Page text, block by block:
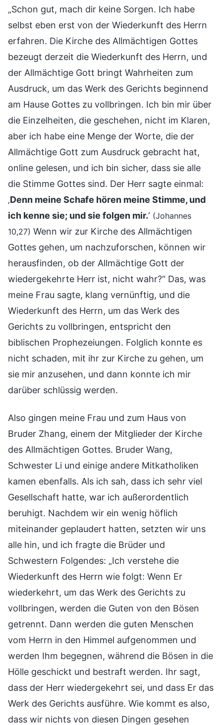
„Schon gut, mach dir keine Sorgen. Ich habe
selbst eben erst von der Wiederkunft des Herrn
erfahren. Die Kirche des Allmächtigen Gottes
bezeugt derzeit die Wiederkunft des Herrn, und
der Allmächtige Gott bringt Wahrheiten zum
Ausdruck, um das Werk des Gerichts beginnend
am Hause Gottes zu vollbringen. Ich bin mir über
die Einzelheiten, die geschehen, nicht im Klaren,
aber ich habe eine Menge der Worte, die der
Allmächtige Gott zum Ausdruck gebracht hat,
online gelesen, und ich bin sicher, dass sie alle
die Stimme Gottes sind. Der Herr sagte einmal:
‚Denn meine Schafe hören meine Stimme, und
ich kenne sie; und sie folgen mir.‘ (Johannes
10,27) Wenn wir zur Kirche des Allmächtigen
Gottes gehen, um nachzuforschen, können wir
herausfinden, ob der Allmächtige Gott der
wiedergekehrte Herr ist, nicht wahr?“ Das, was
meine Frau sagte, klang vernünftig, und die
Wiederkunft des Herrn, um das Werk des
Gerichts zu vollbringen, entspricht den
biblischen Prophezeiungen. Folglich konnte es
nicht schaden, mit ihr zur Kirche zu gehen, um
sie mir anzusehen, und dann konnte ich mir
darüber schlüssig werden.
Also gingen meine Frau und zum Haus von
Bruder Zhang, einem der Mitglieder der Kirche
des Allmächtigen Gottes. Bruder Wang,
Schwester Li und einige andere Mitkatholiken
kamen ebenfalls. Als ich sah, dass ich sehr viel
Gesellschaft hatte, war ich außerordentlich
beruhigt. Nachdem wir ein wenig höflich
miteinander geplaudert hatten, setzten wir uns
alle hin, und ich fragte die Brüder und
Schwestern Folgendes: „Ich verstehe die
Wiederkunft des Herrn wie folgt: Wenn Er
wiederkehrt, um das Werk des Gerichts zu
vollbringen, werden die Guten von den Bösen
getrennt. Dann werden die guten Menschen
vom Herrn in den Himmel aufgenommen und
werden Ihm begegnen, während die Bösen in die
Hölle geschickt und bestraft werden. Ihr sagt,
dass der Herr wiedergekehrt sei, und dass Er das
Werk des Gerichts ausführe. Wie kommt es also,
dass wir nichts von diesen Dingen gesehen